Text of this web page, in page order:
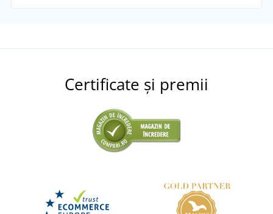
Certificate și premii